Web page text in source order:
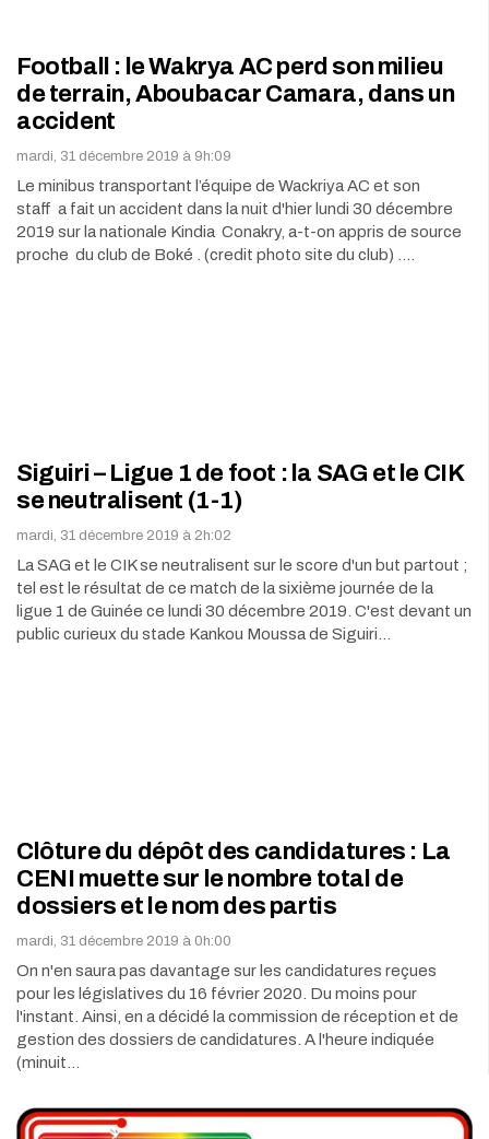
Football : le Wakrya AC perd son milieu
de terrain, Aboubacar Camara, dans un
accident
mardi, 31 décembre 2019 à 9h:09
Le minibus transportant l’équipe de Wackriya AC et son
staff a fait un accident dans la nuit d'hier lundi 30 décembre
2019 sur la nationale Kindia Conakry, a-t-on appris de source
proche du club de Boké . (credit photo site du club) .…
Siguiri – Ligue 1 de foot : la SAG et le CIK
se neutralisent (1-1)
mardi, 31 décembre 2019 à 2h:02
La SAG et le CIK se neutralisent sur le score d'un but partout ;
tel est le résultat de ce match de la sixième journée de la
ligue 1 de Guinée ce lundi 30 décembre 2019. C'est devant un
public curieux du stade Kankou Moussa de Siguiri…
Clôture du dépôt des candidatures : La
CENI muette sur le nombre total de
dossiers et le nom des partis
mardi, 31 décembre 2019 à 0h:00
On n'en saura pas davantage sur les candidatures reçues
pour les législatives du 16 février 2020. Du moins pour
l'instant. Ainsi, en a décidé la commission de réception et de
gestion des dossiers de candidatures. A l'heure indiquée
(minuit…